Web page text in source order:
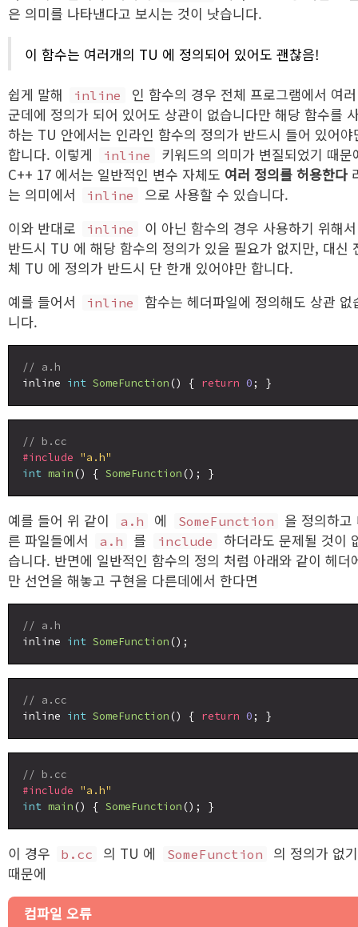
은 의미를 나타낸다고 보시는 것이 낫습니다.
이 함수는 여러개의 TU 에 정의되어 있어도 괜찮음!
쉽게 말해 inline
인 함수의 경우 전체 프로그램에서 여러
군데에 정의가 되어 있어도 상관이 없습니다만 해당 함수를
하는 TU 안에서는 인라인 함수의 정의가 반드시 들어 있어야
합니다. 이렇게
inline
키워드의 의미가 변질되었기 때문
C++ 17 에서는 일반적인 변수 자체도 여러 정의를 허용한다
는 의미에서
inline
으로 사용할 수 있습니다.
이와 반대로
inline
이 아닌 함수의 경우 사용하기 위해서
반드시 TU 에 해당 함수의 정의가 있을 필요가 없지만, 대신
체 TU 에 정의가 반드시 단 한개 있어야만 합니다.
예를 들어서
inline
함수는 헤더파일에 정의해도 상관 없
니다.
// a.h
inline int SomeFunction () { return 0
// b.cc
#include "a.h"
int main () { SomeFunction
예를 들어 위 같이 a.h 에 SomeFunction
을 정의하고
른 파일들에서
a.h 를 include
하더라도 문제될 것이
습니다. 반면에 일반적인 함수의 정의 처럼 아래와 같이 헤더
만 선언을 해놓고 구현을 다른데에서 한다면
// a.h
inline int SomeFunction
// a.cc
inline int SomeFunction () { return 0
// b.cc
#include "a.h"
int main () { SomeFunction
이 경우 b.cc 의 TU 에 SomeFunction
의 정의가 없기
때문에
컴파일 오류